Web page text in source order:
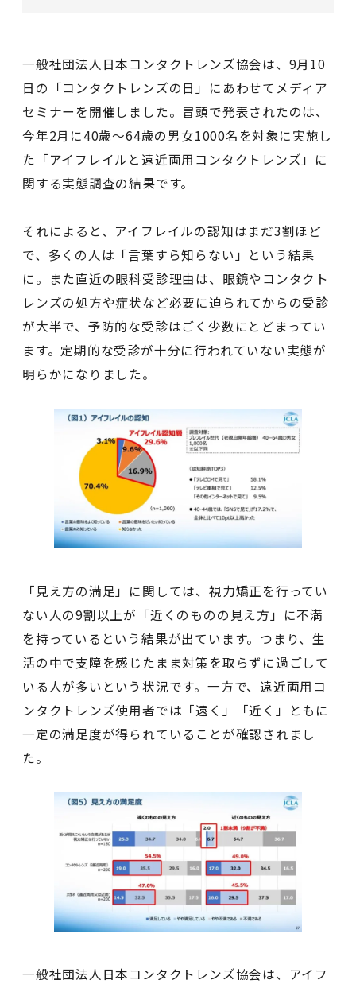
一般社団法人日本コンタクトレンズ協会は、9月10
日の「コンタクトレンズの日」にあわせてメディア
セミナーを開催しました。冒頭で発表されたのは、
今年2月に40歳～64歳の男女1000名を対象に実施し
た「アイフレイルと遠近両用コンタクトレンズ」に
関する実態調査の結果です。
それによると、アイフレイルの認知はまだ3割ほど
で、多くの人は「言葉すら知らない」という結果
に。また直近の眼科受診理由は、眼鏡やコンタクト
レンズの処方や症状など必要に迫られてからの受診
が大半で、予防的な受診はごく少数にとどまってい
ます。定期的な受診が十分に行われていない実態が
明らかになりました。
「見え方の満足」に関しては、視力矯正を行ってい
ない人の9割以上が「近くのものの見え方」に不満
を持っているという結果が出ています。つまり、生
活の中で支障を感じたまま対策を取らずに過ごして
いる人が多いという状況です。一方で、遠近両用コ
ンタクトレンズ使用者では「遠く」「近く」ともに
一定の満足度が得られていることが確認されまし
た。
一般社団法人日本コンタクトレンズ協会は、アイフ